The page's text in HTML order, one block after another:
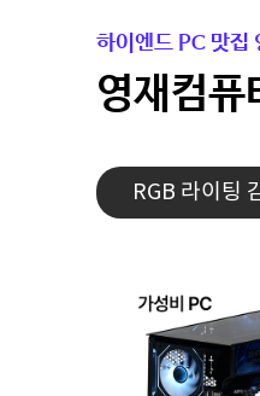
하이엔드 PC 맛집
영재컴퓨
RGB 라이팅